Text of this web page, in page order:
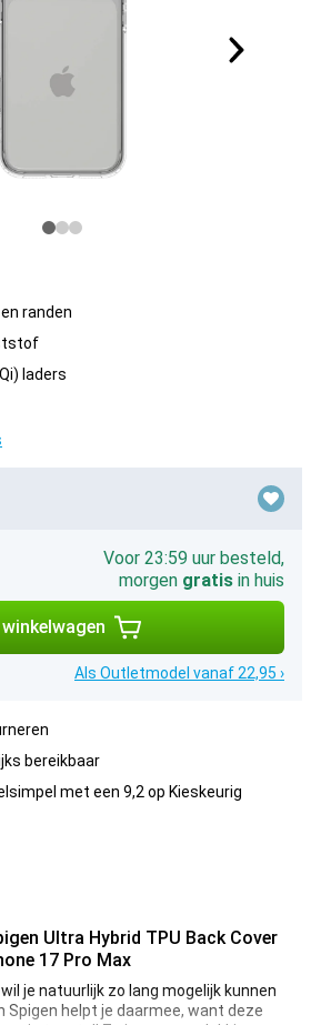
randen
laders
Voor 23:59 uur besteld,
morgen gratis in huis
winkelwagen
Als Outletmodel vanaf 22,95 ›
bereikbaar
met een 9,2 op Kieskeurig
Ultra Hybrid TPU Back Cover
17 Pro Max
je natuurlijk zo lang mogelijk kunnen
Spigen helpt je daarmee, want deze